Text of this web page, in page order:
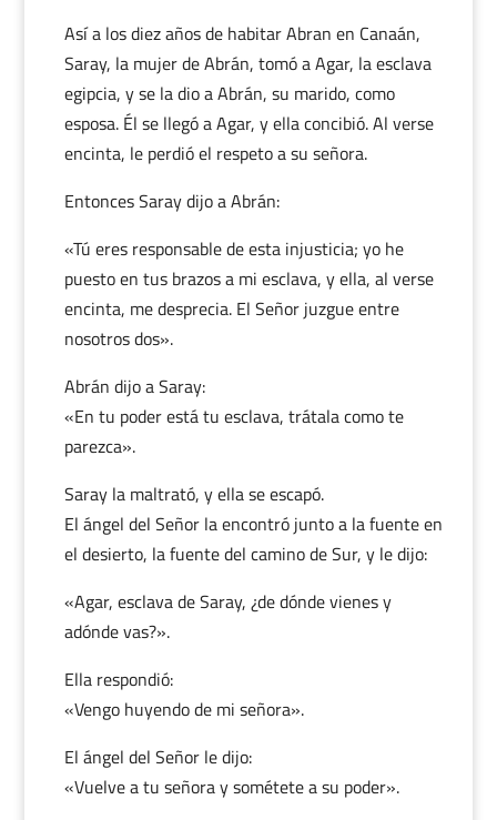
Así a los diez años de habitar Abran en Canaán,
Saray, la mujer de Abrán, tomó a Agar, la esclava
egipcia, y se la dio a Abrán, su marido, como
esposa. Él se llegó a Agar, y ella concibió. Al verse
encinta, le perdió el respeto a su señora.
Entonces Saray dijo a Abrán:
«Tú eres responsable de esta injusticia; yo he
puesto en tus brazos a mi esclava, y ella, al verse
encinta, me desprecia. El Señor juzgue entre
nosotros dos».
Abrán dijo a Saray:
«En tu poder está tu esclava, trátala como te
parezca».
Saray la maltrató, y ella se escapó.
El ángel del Señor la encontró junto a la fuente en
el desierto, la fuente del camino de Sur, y le dijo:
«Agar, esclava de Saray, ¿de dónde vienes y
adónde vas?».
Ella respondió:
«Vengo huyendo de mi señora».
El ángel del Señor le dijo:
«Vuelve a tu señora y sométete a su poder».